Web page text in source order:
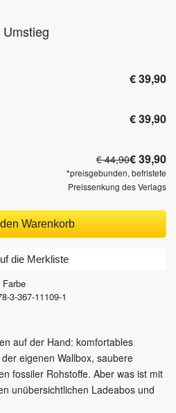
€ 39,90
€ 39,90
€ 44,90€ 39,90
*preisgebunden, befristete
Preissenkung des Verlags
den Warenkorb
die Merkliste
3-367-11109-1
auf der Hand: komfortables
eigenen Wallbox, saubere
fossiler Rohstoffe. Aber was ist mit
unübersichtlichen Ladeabos und